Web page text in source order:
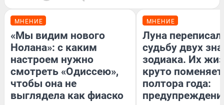
МНЕНИЕ
«Мы видим нового
Нолана»: с каким
настроем нужно
смотреть «Одиссею»,
чтобы она не
выглядела как фиаско
МНЕНИЕ
Луна
судьбу двух
зодиака. Их
круто
полтора года: